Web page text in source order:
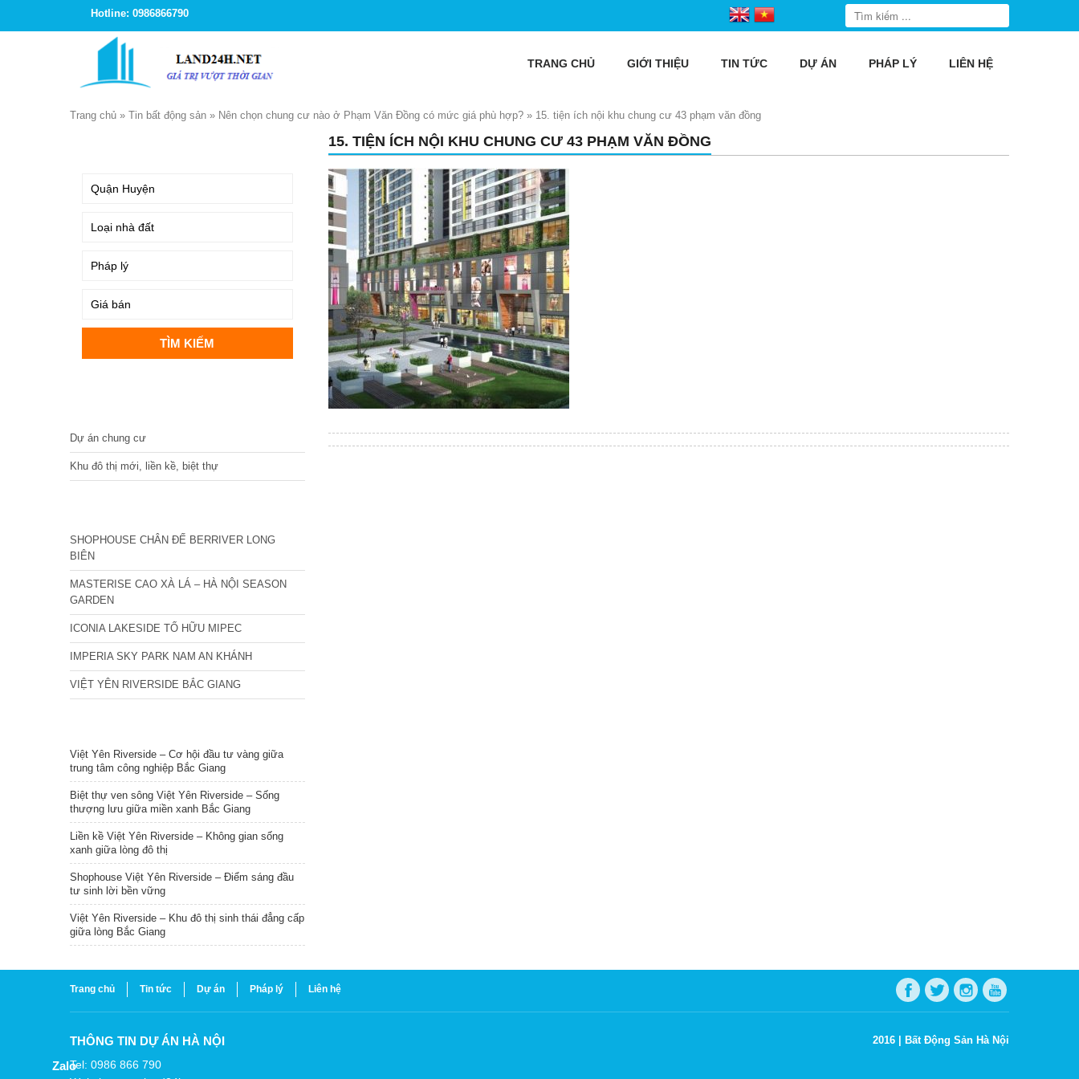
Hotline: 0986866790
TRANG CHỦ GIỚI THIỆU TIN TỨC DỰ ÁN PHÁP LÝ LIÊN HỆ
Trang chủ » Tin bất động sản » Nên chọn chung cư nào ở Phạm Văn Đồng có mức giá phù hợp? » 15. tiện ích nội khu chung cư 43 phạm văn đồng
15. TIỆN ÍCH NỘI KHU CHUNG CƯ 43 PHẠM VĂN ĐỒNG
Dự án chung cư
Khu đô thị mới, liền kề, biệt thự
SHOPHOUSE CHÂN ĐẾ BERRIVER LONG
BIÊN
MASTERISE CAO XÀ LÁ – HÀ NỘI SEASON
GARDEN
ICONIA LAKESIDE TỐ HỮU MIPEC
IMPERIA SKY PARK NAM AN KHÁNH
VIỆT YÊN RIVERSIDE BẮC GIANG
Việt Yên Riverside – Cơ hội đầu tư vàng giữa
trung tâm công nghiệp Bắc Giang
Biệt thự ven sông Việt Yên Riverside – Sống
thượng lưu giữa miền xanh Bắc Giang
Liền kề Việt Yên Riverside – Không gian sống
xanh giữa lòng đô thị
Shophouse Việt Yên Riverside – Điểm sáng đầu
tư sinh lời bền vững
Việt Yên Riverside – Khu đô thị sinh thái đẳng cấp
giữa lòng Bắc Giang
Trang chủ Tin tức Dự án Pháp lý Liên hệ
THÔNG TIN DỰ ÁN HÀ NỘI
Tel: 0986 866 790
2016 | Bất Động Sản Hà Nội
Zalo